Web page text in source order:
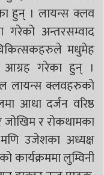
हुन् । लायन्स क्लव
अन्तरसम्वाद
मधुमेह
आग्रह गरेका हुन् ।
लायन्स क्लवहरुको
आधा दर्जन वरिष्ठ
र रोकथामका
उजेशका अध्यक्ष
कार्यक्रममा लुम्विनी